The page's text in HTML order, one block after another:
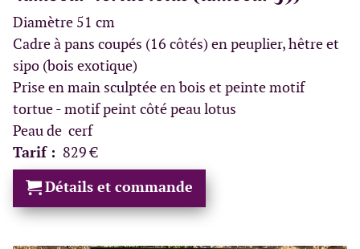
Diamètre 51 cm
Cadre à pans coupés (16 côtés) en peuplier, hêtre et
sipo (bois exotique)
Prise en main sculptée en bois et peinte motif
tortue - motif peint côté peau lotus
Peau de cerf
Tarif : 829 €
Détails et commande